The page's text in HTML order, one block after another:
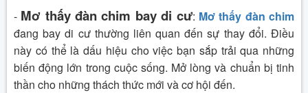
- Mơ thấy đàn chim bay di cư: Mơ thấy đàn chim
đang bay di cư thường liên quan đến sự thay đổi. Điều
này có thể là dấu hiệu cho việc bạn sắp trải qua những
biến động lớn trong cuộc sống. Mở lòng và chuẩn bị tinh
thần cho những thách thức mới và cơ hội đến.